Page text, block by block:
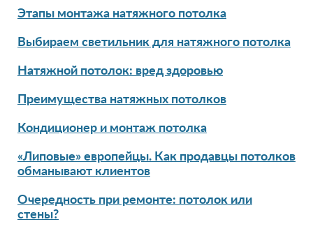
Этапы монтажа натяжного потолка
Выбираем светильник для натяжного потолка
Натяжной потолок: вред здоровью
Преимущества натяжных потолков
Кондиционер и монтаж потолка
«Липовые» европейцы. Как продавцы потолков
обманывают клиентов
Очередность при ремонте: потолок или
стены?